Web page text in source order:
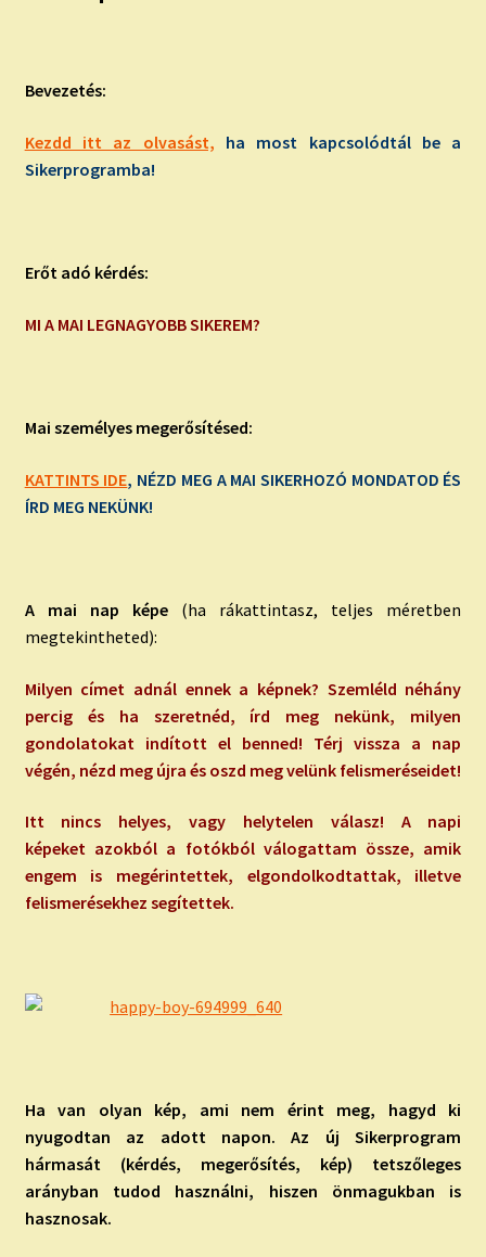
Bevezetés:
Kezdd itt az olvasást, ha most kapcsolódtál be a
Sikerprogramba!
Erőt adó kérdés:
MI A MAI LEGNAGYOBB SIKEREM?
Mai személyes megerősítésed:
KATTINTS IDE, NÉZD MEG A MAI SIKERHOZÓ MONDATOD ÉS
ÍRD MEG NEKÜNK!
A mai nap képe (ha rákattintasz, teljes méretben
megtekintheted):
Milyen címet adnál ennek a képnek? Szemléld néhány
percig és ha szeretnéd, írd meg nekünk, milyen
gondolatokat indított el benned! Térj vissza a nap
végén, nézd meg újra és oszd meg velünk felismeréseidet!
Itt nincs helyes, vagy helytelen válasz! A napi
képeket azokból a fotókból válogattam össze, amik
engem is megérintettek, elgondolkodtattak, illetve
felismerésekhez segítettek.
Ha van olyan kép, ami nem érint meg, hagyd ki
nyugodtan az adott napon. Az új Sikerprogram
hármasát (kérdés, megerősítés, kép) tetszőleges
arányban tudod használni, hiszen önmagukban is
hasznosak.